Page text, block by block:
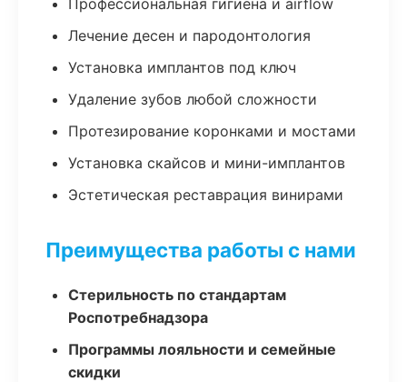
Профессиональная гигиена и airflow
Лечение десен и пародонтология
Установка имплантов под ключ
Удаление зубов любой сложности
Протезирование коронками и мостами
Установка скайсов и мини-имплантов
Эстетическая реставрация винирами
Преимущества работы с нами
Стерильность по стандартам
Роспотребнадзора
Программы лояльности и семейные
скидки